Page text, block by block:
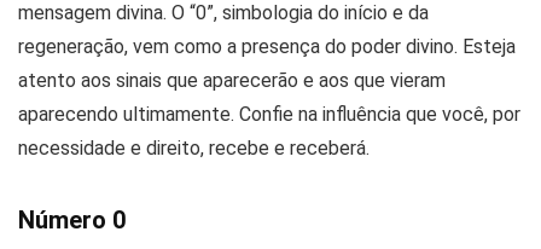
mensagem divina. O “0”, simbologia do início e da
regeneração, vem como a presença do poder divino. Esteja
atento aos sinais que aparecerão e aos que vieram
aparecendo ultimamente. Confie na influência que você, por
necessidade e direito, recebe e receberá.
Número 0